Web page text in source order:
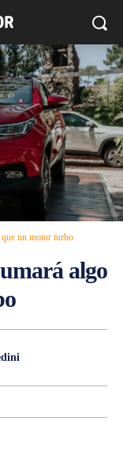
que un motor turbo
algo